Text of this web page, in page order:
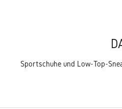
Sportschuhe und Low-Top-